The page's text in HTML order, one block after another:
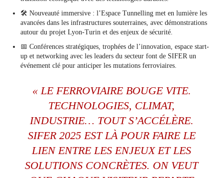
🛠️ Nouveauté immersive : l’Espace Tunnelling met en lumière les
avancées dans les infrastructures souterraines, avec démonstrations
autour du projet Lyon-Turin et des enjeux de sécurité.
📅 Conférences stratégiques, trophées de l’innovation, espace start-
up et networking avec les leaders du secteur font de SIFER un
événement clé pour anticiper les mutations ferroviaires.
« LE FERROVIAIRE BOUGE VITE.
TECHNOLOGIES, CLIMAT,
INDUSTRIE… TOUT S’ACCÉLÈRE.
SIFER 2025 EST LÀ POUR FAIRE LE
LIEN ENTRE LES ENJEUX ET LES
SOLUTIONS CONCRÈTES. ON VEUT